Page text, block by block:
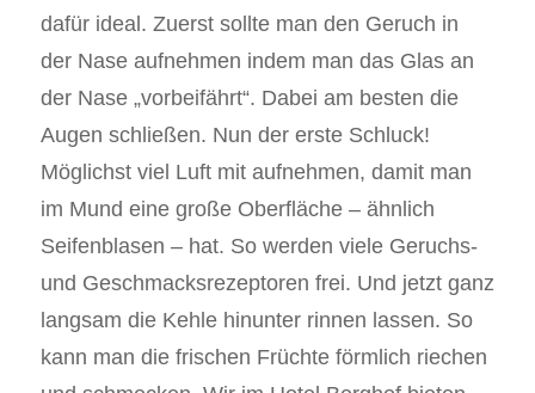
dafür ideal. Zuerst sollte man den Geruch in
der Nase aufnehmen indem man das Glas an
der Nase „vorbeifährt“. Dabei am besten die
Augen schließen. Nun der erste Schluck!
Möglichst viel Luft mit aufnehmen, damit man
im Mund eine große Oberfläche – ähnlich
Seifenblasen – hat. So werden viele Geruchs-
und Geschmacksrezeptoren frei. Und jetzt ganz
langsam die Kehle hinunter rinnen lassen. So
kann man die frischen Früchte förmlich riechen